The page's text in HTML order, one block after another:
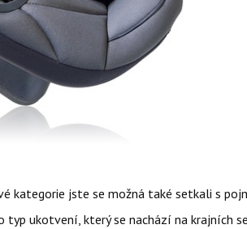
kategorie jste se možná také setkali s
typ ukotvení, který se nachází na krajních